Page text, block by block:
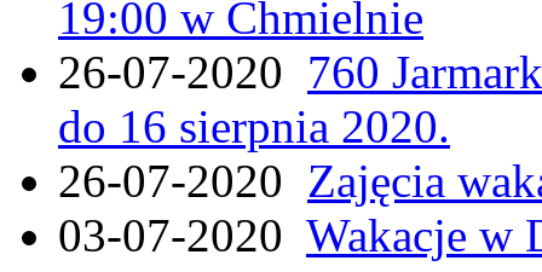
19:00 w Chmielnie
26-07-2020 760
do 16 sierpnia 2020.
26-07-2020 Zajęcia
03-07-2020 Wakacje w